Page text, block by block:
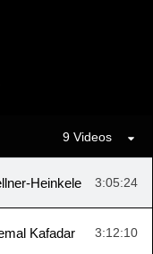
9 Videos
Heinkele 3:05:24
Kafadar 3:12:10